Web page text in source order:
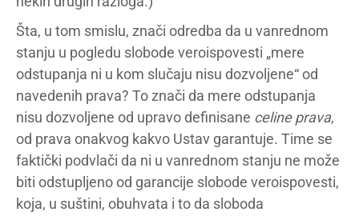
Šta, u tom smislu, znači odredba da u vanrednom
stanju u pogledu slobode veroispovesti „mere
odstupanja ni u kom slučaju nisu dozvoljene“ od
navedenih prava? To znači da mere odstupanja
nisu dozvoljene od upravo definisane celine prava,
od prava onakvog kakvo Ustav garantuje. Time se
faktički podvlači da ni u vanrednom stanju ne može
biti odstupljeno od garancije slobode veroispovesti,
koja, u suštini, obuhvata i to da sloboda